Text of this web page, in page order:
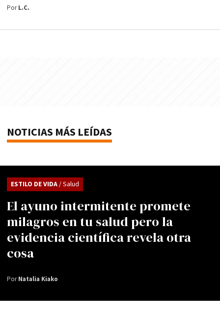
PorL.C.
NOTICIAS MÁS LEÍDAS
El ayuno intermitente promete
milagros en tu salud pero la
evidencia científica revela otra
cosa
ESTILO DE VIDA / Salud
PorNatalia Kiako